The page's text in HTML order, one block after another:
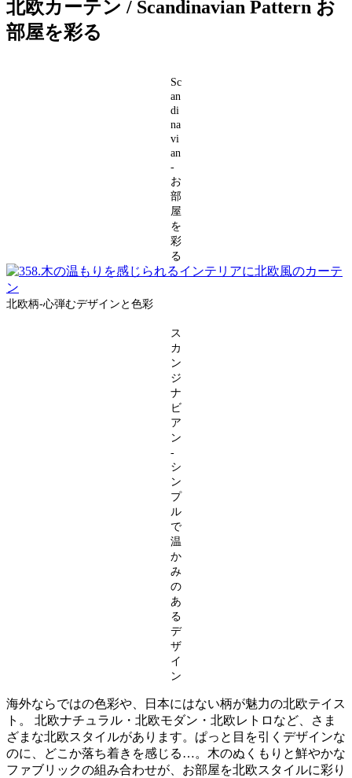
北欧カーテン / Scandinavian Pattern お
部屋を彩る
Sc
an
di
na
vi
an
-
お
部
屋
を
彩
る
北欧柄-心弾むデザインと色彩
ス
カ
ン
ジ
ナ
ビ
ア
ン
-
シ
ン
プ
ル
で
温
か
み
の
あ
る
デ
ザ
イ
ン
海外ならではの色彩や、日本にはない柄が魅力の北欧テイス
ト。 北欧ナチュラル・北欧モダン・北欧レトロなど、さま
ざまな北欧スタイルがあります。ぱっと目を引くデザインな
のに、どこか落ち着きを感じる…。木のぬくもりと鮮やかな
ファブリックの組み合わせが、お部屋を北欧スタイルに彩り